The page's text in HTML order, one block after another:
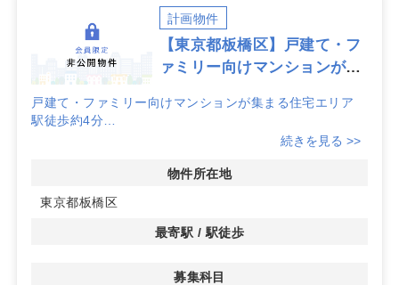
計画物件
【東京都板橋区】戸建て・フ
ァミリー向けマンションが集
戸建て・ファミリー向けマンションが集まる住宅エリア
駅徒歩約4分
脳神経外科・婦人科 半径500メートル以内に競合なし！
詳細はお問い合わせください。
続きを見る >>
物件所在地
東京都板橋区
最寄駅 / 駅徒歩
募集科目